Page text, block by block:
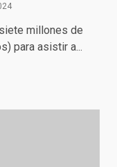
millones de
para asistir a...